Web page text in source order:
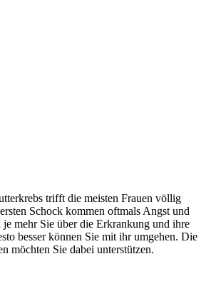
trifft die meisten Frauen völlig
Schock kommen oftmals Angst und
mehr Sie über die Erkrankung und ihre
besser können Sie mit ihr umgehen. Die
möchten Sie dabei unterstützen.